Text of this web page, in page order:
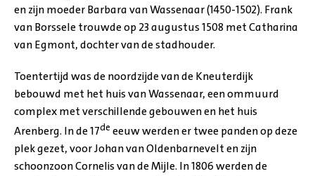
en zijn moeder Barbara van Wassenaar (1450-1502). Frank
van Borssele trouwde op 23 augustus 1508 met Catharina
van Egmont, dochter van de stadhouder.
Toentertijd was de noordzijde van de Kneuterdijk
bebouwd met het huis van Wassenaar, een ommuurd
complex met verschillende gebouwen en het huis
Arenberg. In de 17de eeuw werden er twee panden op deze
plek gezet, voor Johan van Oldenbarnevelt en zijn
schoonzoon Cornelis van de Mijle. In 1806 werden de